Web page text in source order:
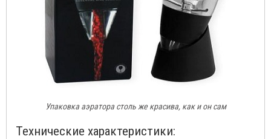
Упаковка аэратора столь же красива, как и он сам
Технические характеристики: